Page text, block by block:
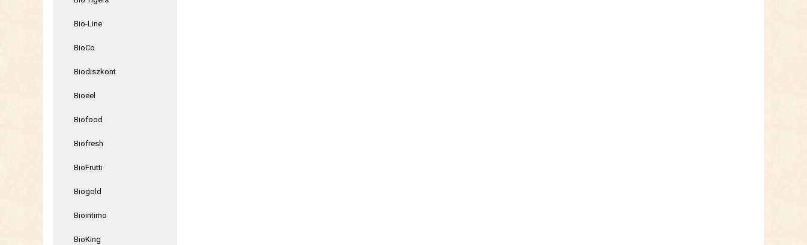
Bio-Line
BioCo
Biodiszkont
Bioeel
Biofood
Biofresh
BioFrutti
Biogold
Biointimo
BioKing